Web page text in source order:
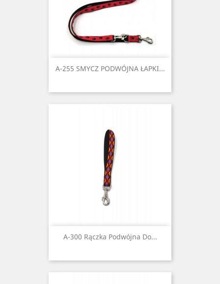
A-255 SMYCZ PODWÓJNA ŁAPKI...
A-300 Rączka Podwójna Do...